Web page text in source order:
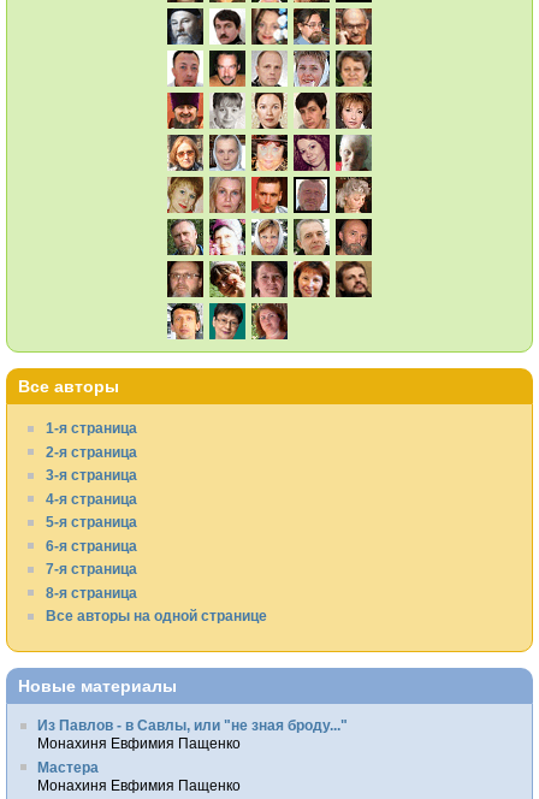
Все авторы
1-я страница
2-я страница
3-я страница
4-я страница
5-я страница
6-я страница
7-я страница
8-я страница
Все авторы на одной странице
Новые материалы
Из Павлов - в Савлы, или "не зная броду..."
Монахиня Евфимия Пащенко
Мастера
Монахиня Евфимия Пащенко